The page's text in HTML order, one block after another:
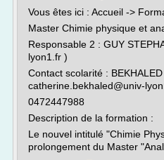
Vous êtes ici : Accueil ->
Master Chimie physique et
Responsable 2 : GUY
lyon1.fr )
Contact scolarité :
catherine.bekhaled@univ-
0472447988
Description de la formation :
Le nouvel intitulé "Chimie
prolongement du Master